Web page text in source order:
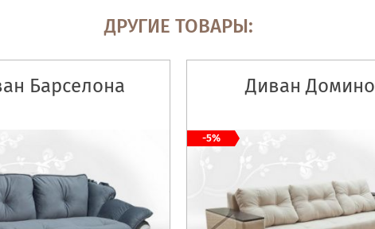
ДРУГИЕ ТОВАРЫ:
Барселона Диван Домино
-5%